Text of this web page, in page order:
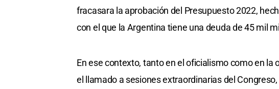
fracasara la aprobación del Presupuesto 2022,
con el que la Argentina tiene una deuda de 45 mil
En ese contexto, tanto en el oficialismo como en
el llamado a sesiones extraordinarias del